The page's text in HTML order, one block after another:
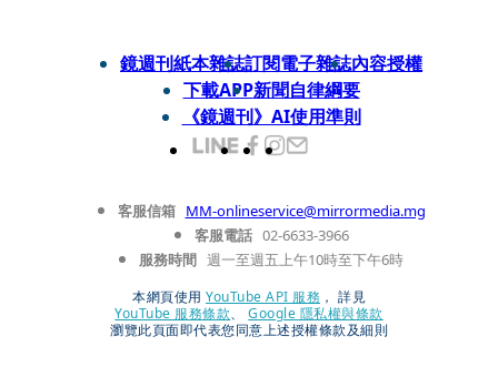
鏡週刊紙本雜誌訂閱電子雜誌內容授權
下載APP新聞自律綱要
《鏡週刊》AI使用準則
客服信箱 MM-onlineservice@mirrormedia.mg
客服電話 02-6633-3966
服務時間 週一至週五上午10時至下午6時
本網頁使用 YouTube API 服務 ， 詳見
YouTube 服務條款、
Google 隱私權與條款
瀏覽此頁面即代表您同意上述授權條款及細則